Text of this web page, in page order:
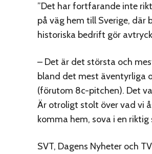
”Det har fortfarande inte
på väg hem till Sverige, där
historiska bedrift gör
– Det är det största och
bland det mest äventyrliga
(förutom 8c-pitchen). Det
Är otroligt stolt över vad vi
komma hem, sova i en
SVT, Dagens Nyheter och